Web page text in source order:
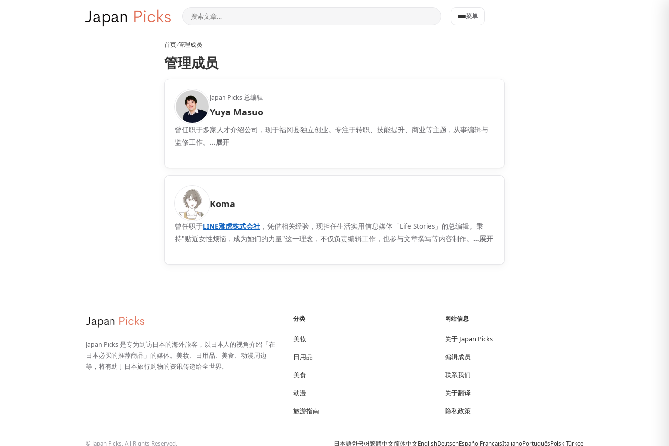
菜单
首页›管理成员
管理成员
Japan Picks 总编辑
Yuya Masuo
曾任职于多家人才介绍公司，现于福冈县独立创业。专注于转职、技能提升、商业等主题，从事编辑与
监修工作。 …展开
Koma
曾任职于LINE雅虎株式会社 ，凭借相关经验，现担任生活实用信息媒体「Life Stories」的总编辑。秉
持"贴近女性烦恼，成为她们的力量"这一理念，不仅负责编辑工作，也参与文章撰写等内容制作。 …展开
Japan Picks 是专为到访日本的海外旅客，以日本人的视角介绍「在
日本必买的推荐商品」的媒体。美妆、日用品、美食、动漫周边
等，将有助于日本旅行购物的资讯传递给全世界。
分类
美妆
日用品
美食
动漫
旅游指南
网站信息
关于 Japan Picks
编辑成员
联系我们
关于翻译
隐私政策
© Japan Picks. All Rights Reserved. 日本語한국어繁體中文简体中文EnglishDeutschEspañol FrançaisItalianoPortuguêsPolskiTürkçe